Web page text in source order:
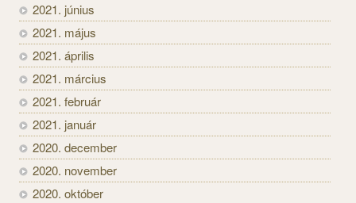
2021. június
2021. május
2021. április
2021. március
2021. február
2021. január
2020. december
2020. november
2020. október